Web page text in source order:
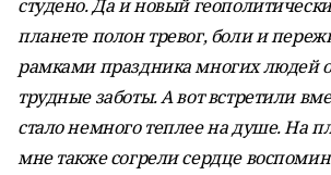
студено. Да и новый
планете полон тревог, боли и
рамками праздника многих людей
трудные заботы. А вот встретили
стало немного теплее на душе. На
мне также согрели сердце